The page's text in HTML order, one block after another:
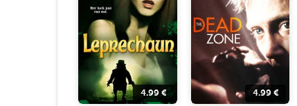
4.99€ 4.99 €